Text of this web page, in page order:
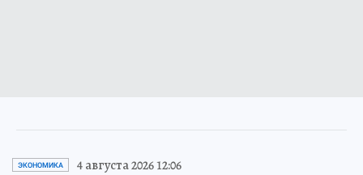
ЭКОНОМИКА 4 августа 2026 12:06